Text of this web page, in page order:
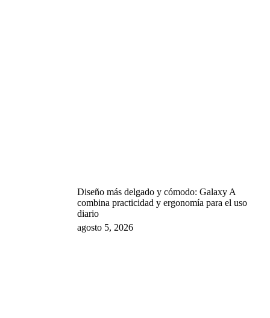
Diseño más delgado y cómodo: Galaxy A
combina practicidad y ergonomía para el uso
diario
agosto 5, 2026